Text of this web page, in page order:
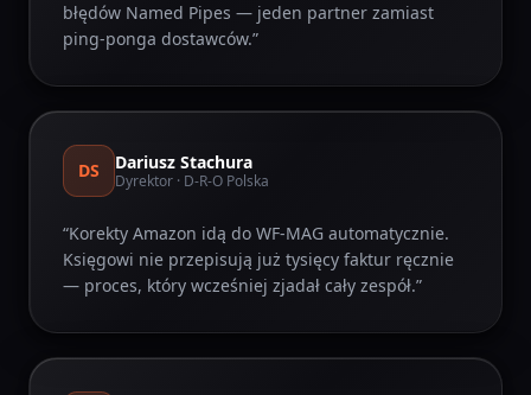
błędów Named Pipes — jeden partner zamiast
ping-ponga dostawców.”
DS Dariusz Stachura
Dyrektor · D-R-O Polska
“Korekty Amazon idą do WF-MAG automatycznie.
Księgowi nie przepisują już tysięcy faktur ręcznie
— proces, który wcześniej zjadał cały zespół.”